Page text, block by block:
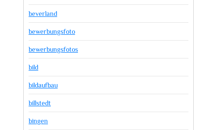
beverland
bewerbungsfoto
bewerbungsfotos
bild
bildaufbau
billstedt
bingen